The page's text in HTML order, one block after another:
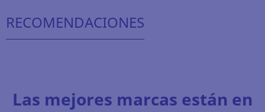
RECOMENDACIONES
Las mejores marcas están en